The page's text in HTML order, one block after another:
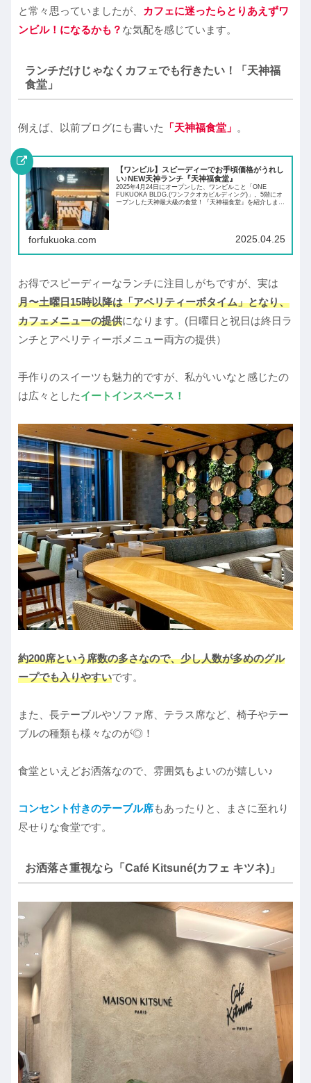
と常々思っていましたが、
カフェに迷ったらとりあえずワ
ンビル！になるかも？ な気配を感じています。
ランチだけじゃなくカフェでも行きたい！「天神福
食堂」
例えば、以前ブログにも書いた 「天神福食堂」 。
【ワンビル】スピーディーでお手頃価格がうれし
い♪NEW天神ランチ『天神福食堂』
2025年4月24日にオープンした、ワンビルこと「ONE
FUKUOKA BLDG.(ワンフクオカビルディング)」。5階にオ
ープンした天神最大級の食堂！『天神福食堂』を紹介しま
forfukuoka.com 2025.04.25
お得でスピーディーなランチに注目しがちですが、実は
月〜土曜日15時以降は「アペリティーボタイム」となり、
カフェメニューの提供になります。(日曜日と祝日は終日ラ
ンチとアペリティーボメニュー両方の提供）
手作りのスイーツも魅力的ですが、私がいいなと感じたの
は広々としたイートインスペース！
約200席という席数の多さなので、少し人数が多めのグル
ープでも入りやすいです。
また、長テーブルやソファ席、テラス席など、椅子やテー
ブルの種類も様々なのが◎！
食堂といえどお洒落なので、雰囲気もよいのが嬉しい♪
コンセント付きのテーブル席もあったりと、まさに至れり
尽せりな食堂です。
お洒落さ重視なら「Café Kitsuné(カフェ キツネ)」